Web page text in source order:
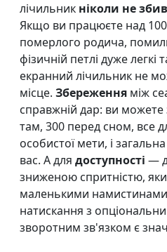
лічильник ніколи не
Якщо ви працюєте над
померлого родича,
фізичній петлі дуже легкі
екранний лічильник не
місце. Збереження між
справжній дар: ви можете
там, 300 перед сном, все
особистої мети, і
вас. А для доступності —
зниженою спритністю,
маленькими
натискання з
зворотним зв'язком є